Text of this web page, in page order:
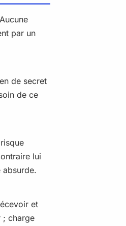
par un
de secret
de ce
lui
absurde.
et
; charge